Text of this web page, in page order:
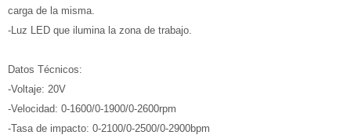
carga de la misma.
-Luz LED que ilumina la zona de trabajo.
Datos Técnicos:
-Voltaje: 20V
-Velocidad: 0-1600/0-1900/0-2600rpm
-Tasa de impacto: 0-2100/0-2500/0-2900bpm